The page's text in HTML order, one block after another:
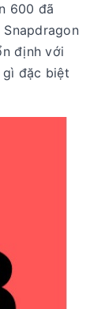
600 đã
định với
gì đặc biệt